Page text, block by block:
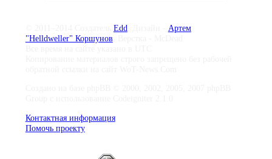
Edd
Артем
"Helldweller" Коршунов
Контактная информация
Помочь проекту